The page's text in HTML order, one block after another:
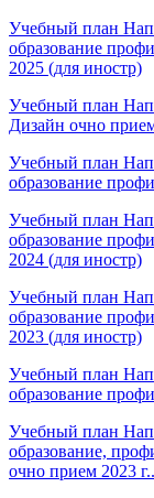
Учебный план
образование
2025 (для иностр)
Учебный план
Дизайн очно
Учебный план
образование
Учебный план
образование
2024 (для иностр)
Учебный план
образование
2023 (для иностр)
Учебный план
образование
Учебный план
образование,
очно прием 2023 г..